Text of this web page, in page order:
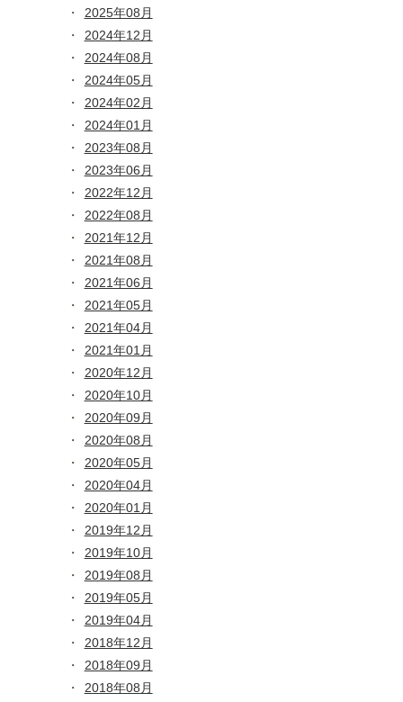
2025年08月
2024年12月
2024年08月
2024年05月
2024年02月
2024年01月
2023年08月
2023年06月
2022年12月
2022年08月
2021年12月
2021年08月
2021年06月
2021年05月
2021年04月
2021年01月
2020年12月
2020年10月
2020年09月
2020年08月
2020年05月
2020年04月
2020年01月
2019年12月
2019年10月
2019年08月
2019年05月
2019年04月
2018年12月
2018年09月
2018年08月